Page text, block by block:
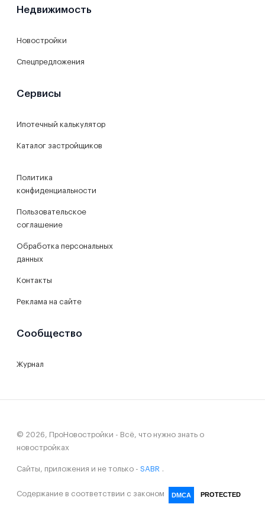
Недвижимость
Новостройки
Спецпредложения
Сервисы
Ипотечный калькулятор
Каталог застройщиков
Политика
конфиденциальности
Пользовательское
соглашение
Обработка персональных
данных
Контакты
Реклама на сайте
Сообщество
Журнал
© 2026, ПроНовостройки - Всё, что нужно знать о
новостройках
Сайты, приложения и не только - SABR .
Содержание в соответствии с законом DMCA PROTECTED